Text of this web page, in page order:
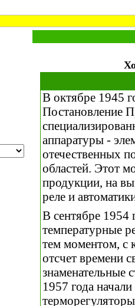
В октябре 1945
Постановление
аппаратуры -
отечественных
областей. Этот
продукции, на
реле и
В сентябре 1954
температурные
тем моментом, с
отсчет времени
знаменательные
1957 года